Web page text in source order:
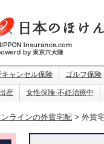
キャンセル保険 ゴルフ保険
産 女性保険-不妊治療中
ラインの外貨宅配 > 外貨